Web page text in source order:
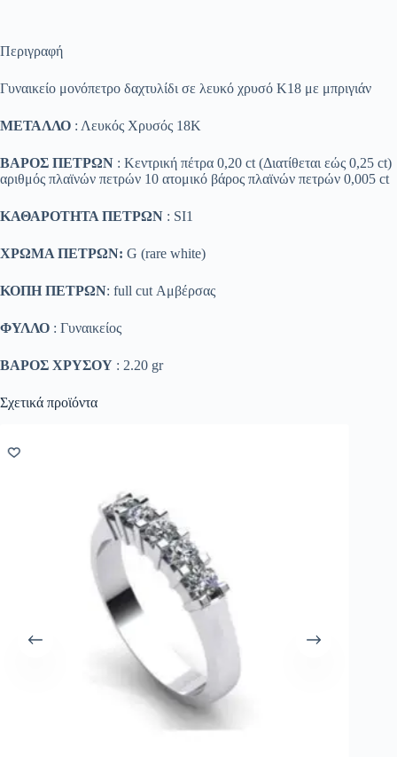
Περιγραφή
Γυναικείο μονόπετρο δαχτυλίδι σε λευκό χρυσό Κ18 με μπριγιάν
ΜΕΤΑΛΛΟ : Λευκός Χρυσός 18K
ΒΑΡΟΣ ΠΕΤΡΩΝ : Κεντρική πέτρα 0,20 ct (Διατίθεται εώς 0,25 ct)
αριθμός πλαϊνών πετρών 10 ατομικό βάρος πλαϊνών πετρών 0,005 ct
ΚΑΘΑΡΟΤΗΤΑ ΠΕΤΡΩΝ : SΙ1
ΧΡΩΜΑ ΠΕΤΡΩΝ: G (rare white)
ΚΟΠΗ ΠΕΤΡΩΝ: full cut Αμβέρσας
ΦΥΛΛΟ : Γυναικείος
ΒΑΡΟΣ ΧΡΥΣΟΥ : 2.20 gr
Σχετικά προϊόντα